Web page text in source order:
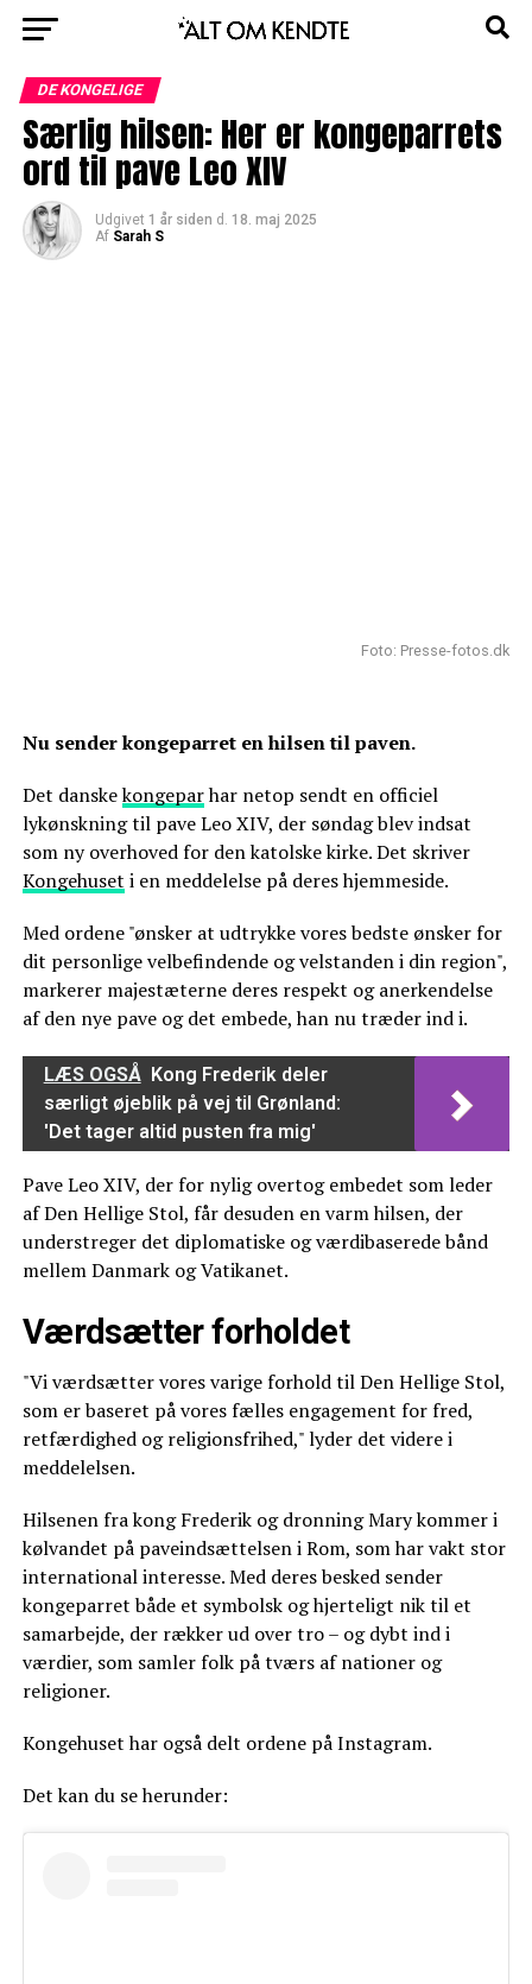
DE KONGELIGE
Særlig hilsen: Her er kongeparrets
ord til pave Leo XIV
Udgivet 1 år siden d. 18. maj 2025
Af Sarah S
Foto: Presse-fotos.dk
Nu sender kongeparret en hilsen til paven.
Det danskekongeparhar netop sendt en officiel
lykønskning til pave Leo XIV, der søndag blev indsat
som ny overhoved for den katolske kirke. Det skriver
Kongehuset i en meddelelse på deres hjemmeside.
Med ordene "ønsker at udtrykke vores bedste ønsker for
dit personlige velbefindende og velstanden i din region",
markerer majestæterne deres respekt og anerkendelse
af den nye pave og det embede, han nu træder ind i.
LÆS OGSÅ Kong Frederik deler
særligt øjeblik på vej til Grønland:
'Det tager altid pusten fra mig'
Pave Leo XIV, der for nylig overtog embedet som leder
af Den Hellige Stol, får desuden en varm hilsen, der
understreger det diplomatiske og værdibaserede bånd
mellem Danmark og Vatikanet.
Værdsætter forholdet
"Vi værdsætter vores varige forhold til Den Hellige Stol,
som er baseret på vores fælles engagement for fred,
retfærdighed og religionsfrihed," lyder det videre i
meddelelsen.
Hilsenen fra kong Frederik og dronning Mary kommer i
kølvandet på paveindsættelsen i Rom, som har vakt stor
international interesse. Med deres besked sender
kongeparret både et symbolsk og hjerteligt nik til et
samarbejde, der rækker ud over tro – og dybt ind i
værdier, som samler folk på tværs af nationer og
religioner.
Kongehuset har også delt ordene på Instagram.
Det kan du se herunder: